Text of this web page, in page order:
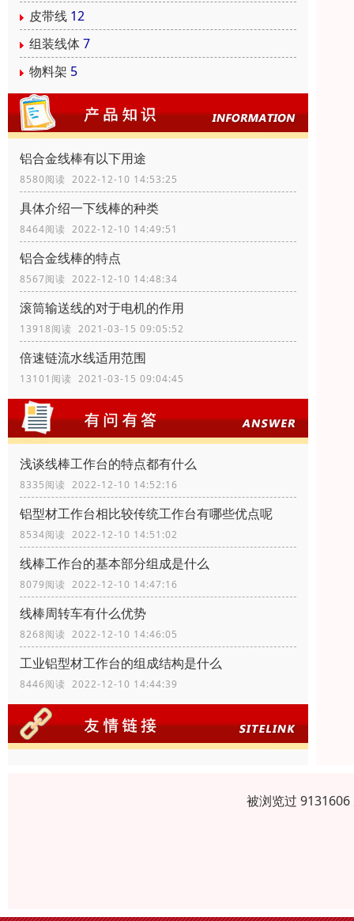
皮带线 12
组装线体7
物料架 5
铝合金线棒有以下用途
8580阅读 2022-12-10 14:53:25
具体介绍一下线棒的种类
8464阅读 2022-12-10 14:49:51
铝合金线棒的特点
8567阅读 2022-12-10 14:48:34
滚筒输送线的对于电机的作用
13918阅读 2021-03-15 09:05:52
倍速链流水线适用范围
13101阅读 2021-03-15 09:04:45
浅谈线棒工作台的特点都有什么
8335阅读 2022-12-10 14:52:16
铝型材工作台相比较传统工作台有哪些优点呢
8534阅读 2022-12-10 14:51:02
线棒工作台的基本部分组成是什么
8079阅读 2022-12-10 14:47:16
线棒周转车有什么优势
8268阅读 2022-12-10 14:46:05
工业铝型材工作台的组成结构是什么
8446阅读 2022-12-10 14:44:39
被浏览过